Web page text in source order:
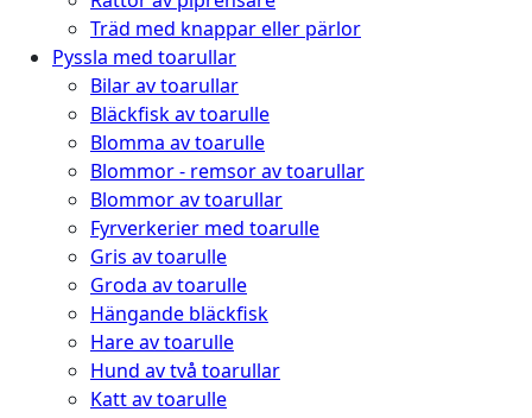
Träd med knappar eller pärlor
Pyssla med toarullar
Bilar av toarullar
Bläckfisk av toarulle
Blomma av toarulle
Blommor - remsor av toarullar
Blommor av toarullar
Fyrverkerier med toarulle
Gris av toarulle
Groda av toarulle
Hängande bläckfisk
Hare av toarulle
Hund av två toarullar
Katt av toarulle